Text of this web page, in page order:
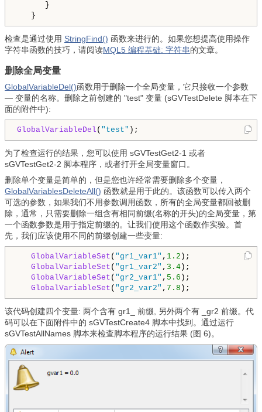
}
检查是通过使用 StringFind() 函数来进行的。如果您想提高使用操作
字符串函数的技巧，请阅读MQL5 编程基础: 字符串的文章。
删除全局变量
GlobalVariableDel()函数用于删除一个全局变量，它只接收一个参数
— 变量的名称。删除之前创建的 "test" 变量 (sGVTestDelete 脚本在下
面的附件中):
GlobalVariableDel ( "test" );
为了检查运行的结果，您可以使用 sGVTestGet2-1 或者
sGVTestGet2-2 脚本程序，或者打开全局变量窗口。
删除单个变量是简单的，但是您也许经常需要删除多个变量，
GlobalVariablesDeleteAll() 函数就是用于此的。该函数可以传入两个
可选的参数，如果我们不用参数调用函数，所有的全局变量都回被删
除，通常，只需要删除一组含有相同前缀(名称的开头)的全局变量，第
一个函数参数是用于指定前缀的。让我们使用这个函数作实验。首
先，我们应该使用不同的前缀创建一些变量:
GlobalVariableSet ( "gr1_var1" , 1.2 );
GlobalVariableSet ( "gr1_var2" , 3.4 );
GlobalVariableSet ( "gr2_var1" , 5.6 );
GlobalVariableSet ( "gr2_var2" , 7.8
该代码创建四个变量: 两个含有 gr1_ 前缀, 另外两个有 _gr2 前缀。代
码可以在下面附件中的 sGVTestCreate4 脚本中找到。通过运行
sGVTestAllNames 脚本来检查脚本程序的运行结果 (图 6)。